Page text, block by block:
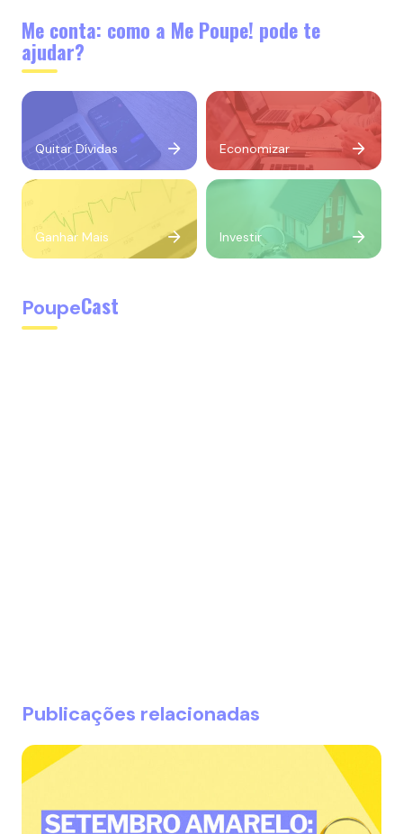
Me conta: como a Me Poupe! pode te
ajudar?
Quitar Dívidas Economizar
Ganhar Mais Investir
PoupeCast
Publicações relacionadas